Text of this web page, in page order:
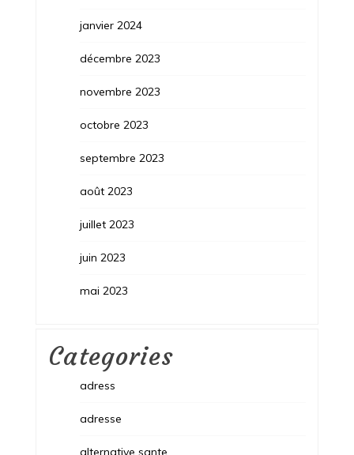
janvier 2024
décembre 2023
novembre 2023
octobre 2023
septembre 2023
août 2023
juillet 2023
juin 2023
mai 2023
Categories
adress
adresse
alternative sante